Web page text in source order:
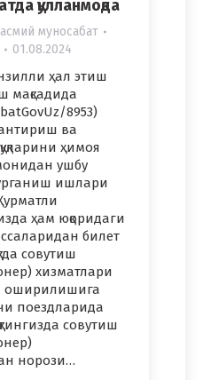
қўлланмоқда
муносабат
01.08.2024
ҳал этиш
мақсадида
8953)
ва
ҳимоя
ушбу
ишлари
ҳам юқоридаги
билет
совутиш
хизматлари
оширилишига
поездларида
совутиш
норози…